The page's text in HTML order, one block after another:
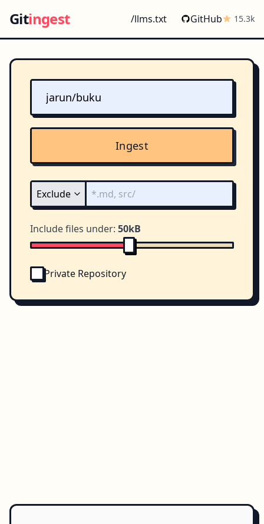
Gitingest /llms.txt GitHub 15.3k
Ingest
Include files under: 50kB
Private Repository